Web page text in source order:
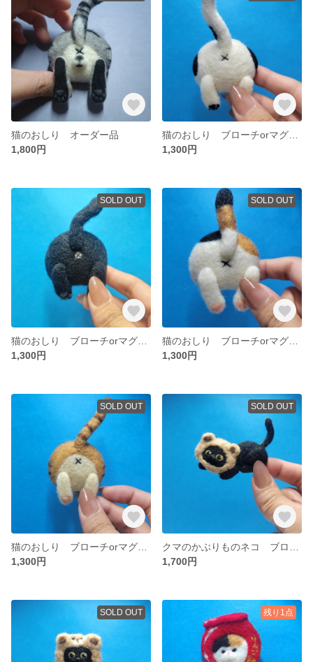
猫のおしり オーダー品
1,800円
1,300円
SOLD OUT
1,300円
SOLD OUT
1,300円
SOLD OUT
1,300円
SOLD OUT
1,700円
SOLD OUT 残り1点